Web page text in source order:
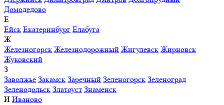
Домодедово
Е
Ейск Екатеринбург Елабуга
Ж
Железногорск Железнодорожный Жигулевск Жирновск
Жуковский
З
Заволжье Закамск Заречный Зеленогорск Зеленоград
Зеленодольск Златоуст Знаменск
И Иваново